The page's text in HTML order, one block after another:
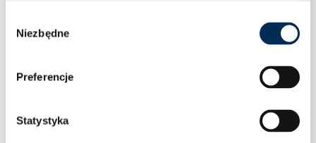
zgody
Niezbędne
Preferencje
Statystyka
Klimatyzacja Rotenso Versu Pure X 5,3 kW